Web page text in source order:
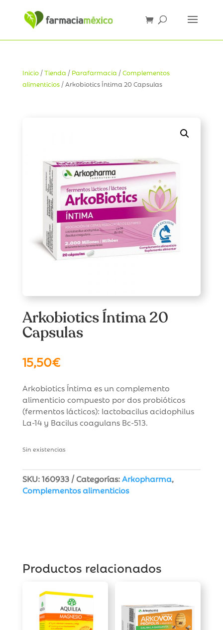
Inicio/Tienda / Parafarmacia /Complementos
alimenticios/ Arkobiotics Íntima 20 Capsulas
Arkobiotics Íntima 20
Capsulas
15,50€
Arkobiotics Íntima es un complemento
alimenticio compuesto por dos probióticos
(fermentos lácticos): lactobacilus acidophilus
La-14 y Bacilus coagulans Bc-513.
Sin existencias
SKU:160933 Categorías:Arkopharma,
Complementos alimenticios
Productos relacionados